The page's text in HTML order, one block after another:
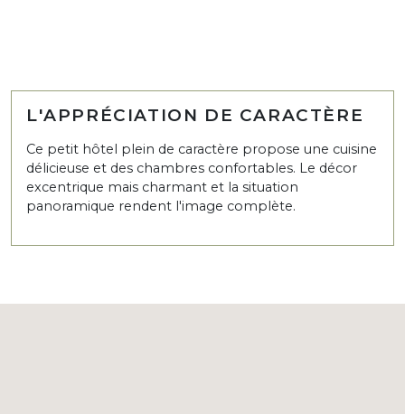
L'APPRÉCIATION DE CARACTÈRE
Ce petit hôtel plein de caractère propose une cuisine
délicieuse et des chambres confortables. Le décor
excentrique mais charmant et la situation
panoramique rendent l'image complète.